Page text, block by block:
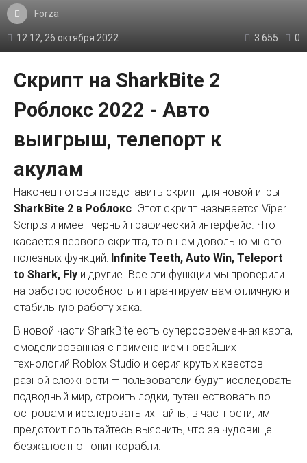
Forza
12:12, 26 октября 2022 3 655 0
Скрипт на SharkBite 2
Роблокс 2022 - Авто
выигрыш, телепорт к
акулам
Наконец готовы представить скрипт для новой игры
SharkBite 2 в Роблокс. Этот скрипт называется Viper
Scripts и имеет черный графический интерфейс. Что
касается первого скрипта, то в нем довольно много
полезных функций: Infinite Teeth, Auto Win, Teleport
to Shark, Fly и другие. Все эти функции мы проверили
на работоспособность и гарантируем вам отличную и
стабильную работу хака.
В новой части SharkBite есть суперсовременная карта,
смоделированная с применением новейших
технологий Roblox Studio и серия крутых квестов
разной сложности — пользователи будут исследовать
подводный мир, строить лодки, путешествовать по
островам и исследовать их тайны, в частности, им
предстоит попытайтесь выяснить, что за чудовище
безжалостно топит корабли.